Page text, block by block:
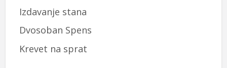
Izdavanje stana
Dvosoban Spens
Krevet na sprat